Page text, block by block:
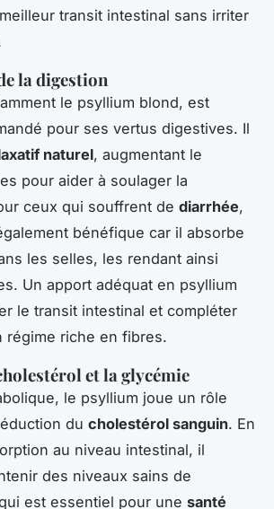
transit intestinal sans irriter
la digestion
le psyllium blond, est
pour ses vertus digestives. Il
naturel, augmentant le
pour aider à soulager la
ceux qui souffrent de diarrhée,
bénéfique car il absorbe
les selles, les rendant ainsi
Un apport adéquat en psyllium
le transit intestinal et compléter
régime riche en fibres.
et la glycémie
le psyllium joue un rôle
du cholestérol sanguin. En
au niveau intestinal, il
des niveaux sains de
est essentiel pour une santé